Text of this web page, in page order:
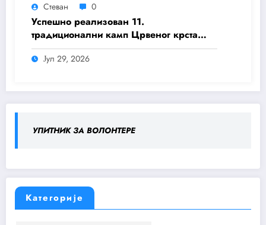
Стеван 0
Успешно реализован 11.
традиционални камп Црвеног крста
Деспотовац и Црвеног крста Свилајнац
„Ресава 11“
Јул 29, 2026
УПИТНИК ЗА ВОЛОНТЕРЕ
Категорије